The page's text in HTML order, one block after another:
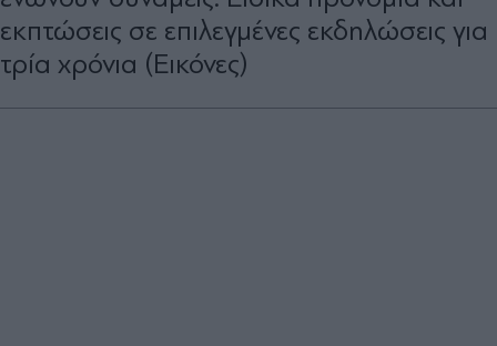
εκπτώσεις σε επιλεγμένες εκδηλώσεις για
τρία χρόνια (Εικόνες)